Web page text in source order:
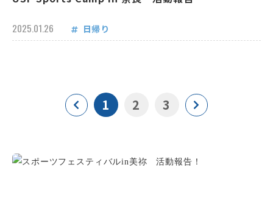
2025.01.26 日帰り
1 2 3